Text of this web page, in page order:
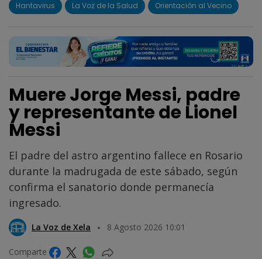
Hantavirus La Voz de la Salud Orientación al Vecino
Muere Jorge Messi, padre
y representante de Lionel
Messi
El padre del astro argentino fallece en Rosario
durante la madrugada de este sábado, según
confirma el sanatorio donde permanecía
ingresado.
La Voz de Xela 8 Agosto 2026 10:01
Comparte